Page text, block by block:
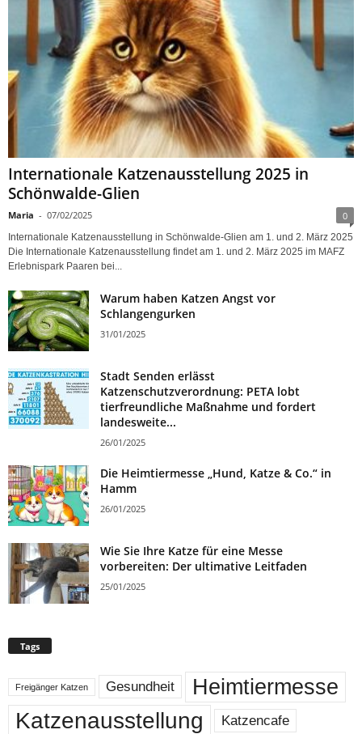
Internationale Katzenausstellung 2025 in
Schönwalde-Glien
Maria - 07/02/2025 0
Internationale Katzenausstellung in Schönwalde-Glien am 1. und 2. März 2025
Die Internationale Katzenausstellung findet am 1. und 2. März 2025 im MAFZ
Erlebnispark Paaren bei...
Warum haben Katzen Angst vor
Schlangengurken
31/01/2025
Stadt Senden erlässt
Katzenschutzverordnung: PETA lobt
tierfreundliche Maßnahme und fordert
landesweite...
26/01/2025
Die Heimtiermesse „Hund, Katze & Co.“ in
Hamm
26/01/2025
Wie Sie Ihre Katze für eine Messe
vorbereiten: Der ultimative Leitfaden
25/01/2025
Tags
Freigänger Katzen Gesundheit Heimtiermesse
Katzenausstellung Katzencafe